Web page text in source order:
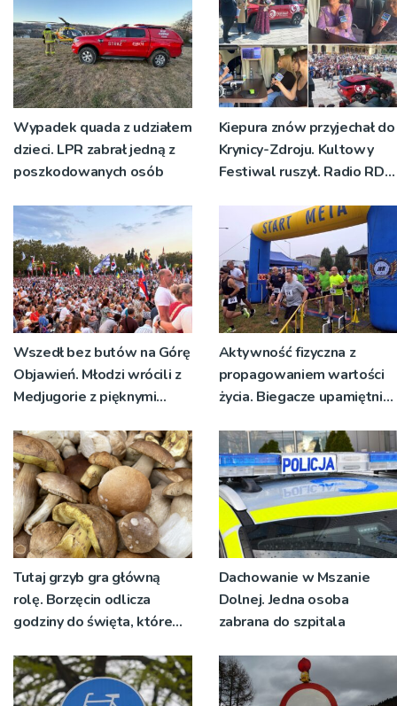
Wypadek quada z udziałem
dzieci. LPR zabrał jedną z
poszkodowanych osób
Kiepura znów przyjechał do
Krynicy-Zdroju. Kultowy
Festiwal ruszył. Radio RDN
żywo [ZDJĘCIA]
Wszedł bez butów na Górę
Objawień. Młodzi wrócili z
Medjugorie z pięknymi
Aktywność fizyczna z
propagowaniem wartości
życia. Biegacze upamiętnili
Tutaj grzyb gra główną
rolę. Borzęcin odlicza
godziny do święta, które
pokoleń
Dachowanie w Mszanie
Dolnej. Jedna osoba
zabrana do szpitala